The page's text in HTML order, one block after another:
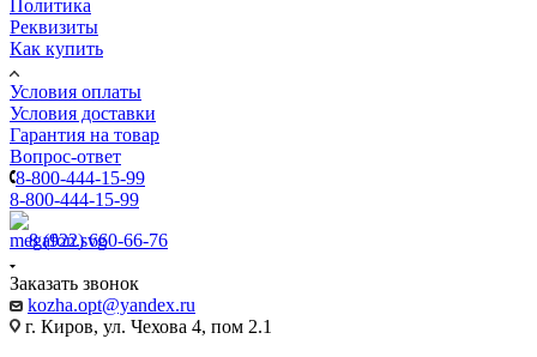
Политика
Реквизиты
Как купить
Условия оплаты
Условия доставки
Гарантия на товар
Вопрос-ответ
8-800-444-15-99
8-800-444-15-99
8 (922) 660-66-76
Заказать звонок
kozha.opt@yandex.ru
г. Киров, ул. Чехова 4, пом 2.1